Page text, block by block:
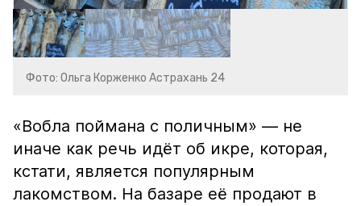
Фото: Ольга Корженко Астрахань 24
«Вобла поймана с поличным» — не
иначе как речь идёт об икре, которая,
кстати, является популярным
лакомством. На базаре её продают в